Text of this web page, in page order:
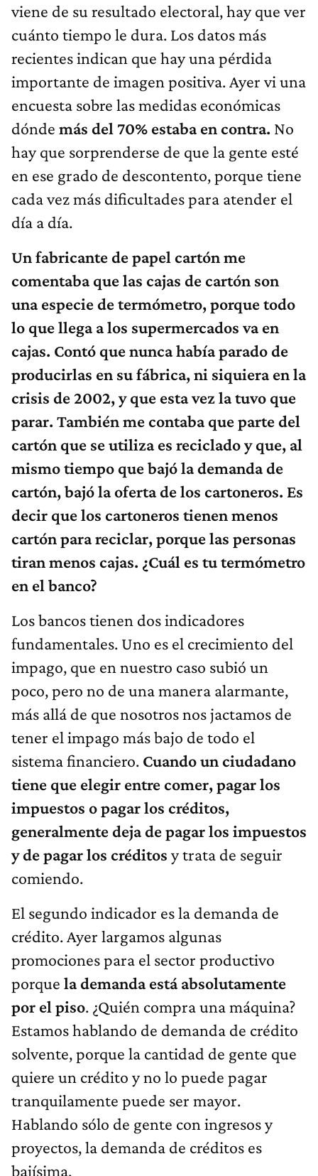
viene de su resultado electoral, hay que ver
cuánto tiempo le dura. Los datos más
recientes indican que hay una pérdida
importante de imagen positiva. Ayer vi una
encuesta sobre las medidas económicas
dónde más del 70% estaba en contra. No
hay que sorprenderse de que la gente esté
en ese grado de descontento, porque tiene
cada vez más dificultades para atender el
día a día.
Un fabricante de papel cartón me
comentaba que las cajas de cartón son
una especie de termómetro, porque todo
lo que llega a los supermercados va en
cajas. Contó que nunca había parado de
producirlas en su fábrica, ni siquiera en la
crisis de 2002, y que esta vez la tuvo que
parar. También me contaba que parte del
cartón que se utiliza es reciclado y que, al
mismo tiempo que bajó la demanda de
cartón, bajó la oferta de los cartoneros. Es
decir que los cartoneros tienen menos
cartón para reciclar, porque las personas
tiran menos cajas. ¿Cuál es tu termómetro
en el banco?
Los bancos tienen dos indicadores
fundamentales. Uno es el crecimiento del
impago, que en nuestro caso subió un
poco, pero no de una manera alarmante,
más allá de que nosotros nos jactamos de
tener el impago más bajo de todo el
sistema financiero. Cuando un ciudadano
tiene que elegir entre comer, pagar los
impuestos o pagar los créditos,
generalmente deja de pagar los impuestos
y de pagar los créditos y trata de seguir
comiendo.
El segundo indicador es la demanda de
crédito. Ayer largamos algunas
promociones para el sector productivo
porque la demanda está absolutamente
por el piso. ¿Quién compra una máquina?
Estamos hablando de demanda de crédito
solvente, porque la cantidad de gente que
quiere un crédito y no lo puede pagar
tranquilamente puede ser mayor.
Hablando sólo de gente con ingresos y
proyectos, la demanda de créditos es
bajísima.